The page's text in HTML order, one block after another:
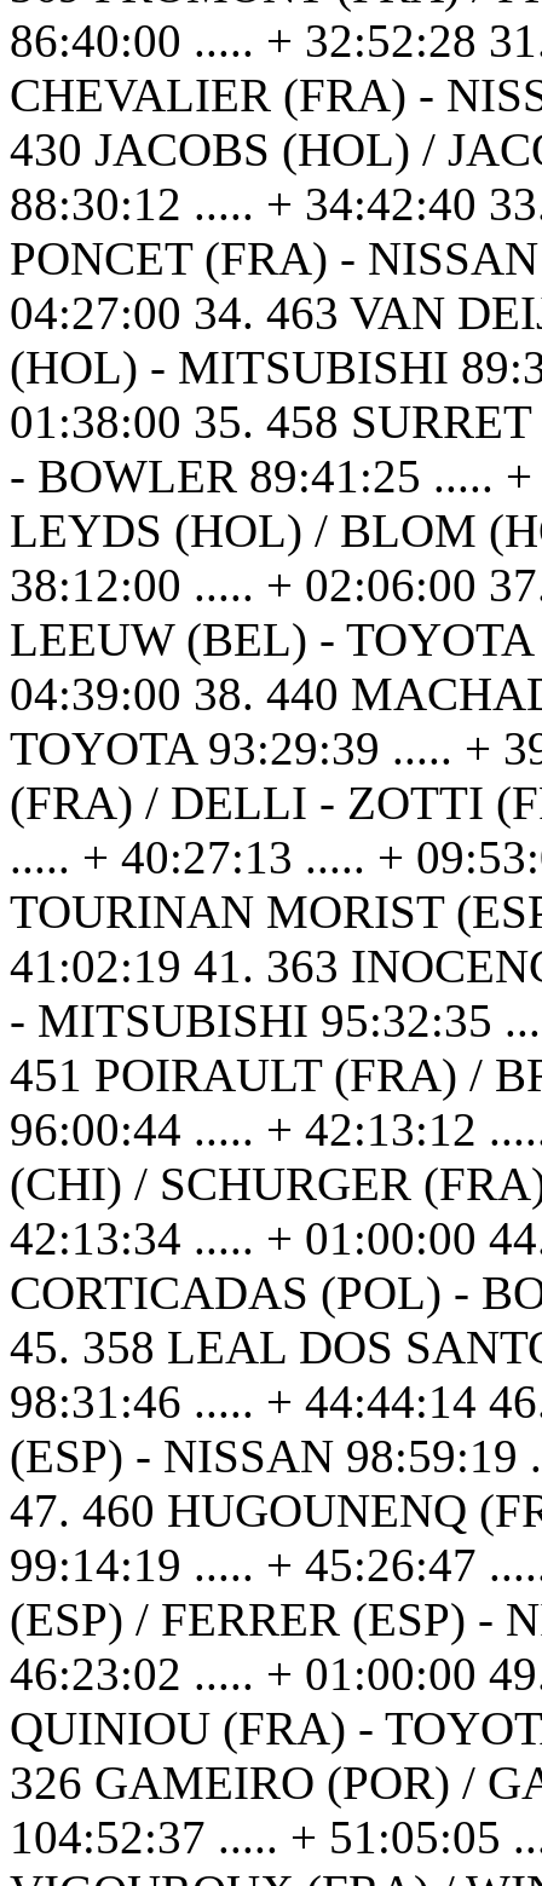
86:40:00 ..... + 32:52:28
CHEVALIER (FRA) -
430 JACOBS (HOL) /
88:30:12 ..... + 34:42:40
PONCET (FRA) -
04:27:00 34. 463 VAN
(HOL) - MITSUBISHI
01:38:00 35. 458
- BOWLER 89:41:25 .....
LEYDS (HOL) / BLOM
38:12:00 ..... + 02:06:00
LEEUW (BEL) -
04:39:00 38. 440
TOYOTA 93:29:39 ..... +
(FRA) / DELLI - ZOTTI
..... + 40:27:13 ..... +
TOURINAN MORIST
41:02:19 41. 363
- MITSUBISHI 95:32:35
451 POIRAULT (FRA) /
96:00:44 ..... + 42:13:12
(CHI) / SCHURGER
42:13:34 ..... + 01:00:00
CORTICADAS (POL) -
45. 358 LEAL DOS
98:31:46 ..... + 44:44:14
(ESP) - NISSAN 98:59:19
47. 460 HUGOUNENQ
99:14:19 ..... + 45:26:47
(ESP) / FERRER (ESP) -
46:23:02 ..... + 01:00:00
QUINIOU (FRA) -
326 GAMEIRO (POR) /
104:52:37 ..... + 51:05:05